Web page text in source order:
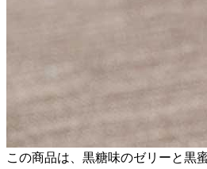
この商品は、黒糖味のゼリーと黒